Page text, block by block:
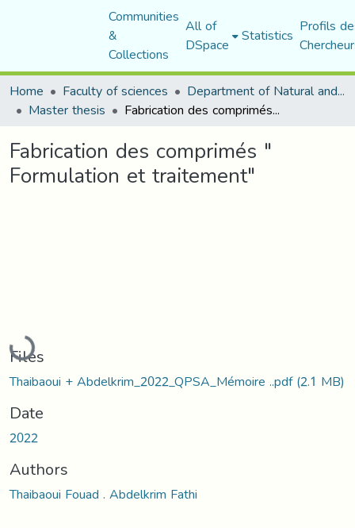
Communities
&
Collections
All of
DSpace Statistics Profils
Home
Faculty of sciences Department of Natural and Life Sciences
Master thesis Fabrication des comprimés " Formulation et traitement"
Fabrication des comprimés "
Formulation et traitement"
Loading...
Files
Thaibaoui + Abdelkrim_2022_QPSA_Mémoire ..pdf(2.1 MB)
Date
2022
Authors
Thaibaoui Fouad . Abdelkrim Fathi